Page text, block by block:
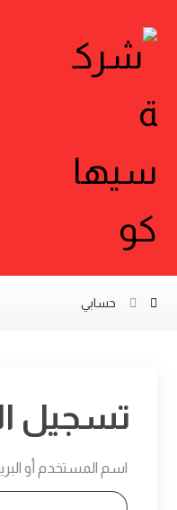
حسابي
تسجيل
اسم المستخدم أو